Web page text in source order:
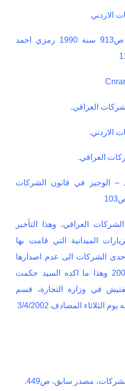
10-تمييز حقوق 187 /87 ص913 سنة 1990 رمزي احمد
– الوجيز في قانون الشركات
الشركات العراقي، وهذا التأخير
الميدانية التي قامت بها
الشركات الى عدم اصدارها
المعلومات المالية لعام 2001 وهذا ما اكده السيد حكمت
في وزارة التجارة، قسم
المصادف 3/4/2002